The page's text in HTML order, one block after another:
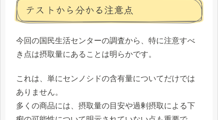
テストから分かる注意点
今回の国民生活センターの調査から、特に注意すべ
き点は摂取量にあることは明らかです。
これは、単にセンノシドの含有量についてだけでは
ありません。
多くの商品には、摂取量の目安や過剰摂取による下